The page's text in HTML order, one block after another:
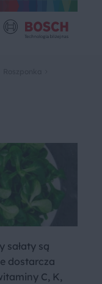
sałaty są
dostarcza
C, K,